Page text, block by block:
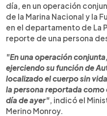
día, en un operación
de la Marina Nacional y la
en el departamento de La
reporte de una persona
"En una operación
ejerciendo su función de
localizado el cuerpo sin
la persona reportada como
día de ayer", indicó el
Merino Monroy.